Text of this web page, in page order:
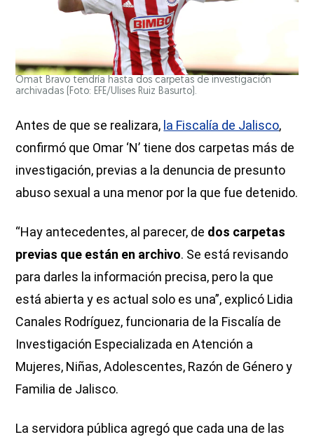
Omat Bravo tendría hasta dos carpetas de investigación
archivadas (Foto: EFE/Ulises Ruiz Basurto).
Antes de que se realizara, la Fiscalía de Jalisco,
confirmó que Omar ‘N’ tiene dos carpetas más de
investigación, previas a la denuncia de presunto
abuso sexual a una menor por la que fue detenido.
“Hay antecedentes, al parecer, de dos carpetas
previas que están en archivo. Se está revisando
para darles la información precisa, pero la que
está abierta y es actual solo es una”, explicó Lidia
Canales Rodríguez, funcionaria de la Fiscalía de
Investigación Especializada en Atención a
Mujeres, Niñas, Adolescentes, Razón de Género y
Familia de Jalisco.
La servidora pública agregó que cada una de las